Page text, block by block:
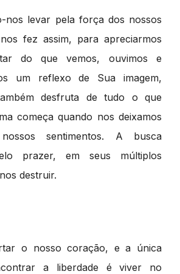
nos levar pela força dos nossos
fez assim, para apreciarmos
do que vemos, ouvimos e
um reflexo de Sua imagem,
desfruta de tudo o que
começa quando nos deixamos
sentimentos. A busca
prazer, em seus múltiplos
destruir.
o nosso coração, e a única
a liberdade é viver no